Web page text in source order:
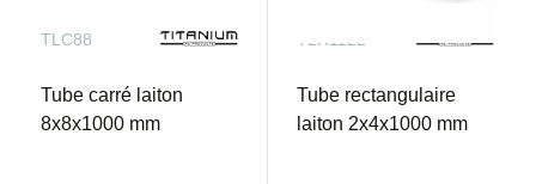
TLC88
Tube carré laiton
8x8x1000 mm
TLR1122
Tube rectangulaire
laiton 2x4x1000 mm